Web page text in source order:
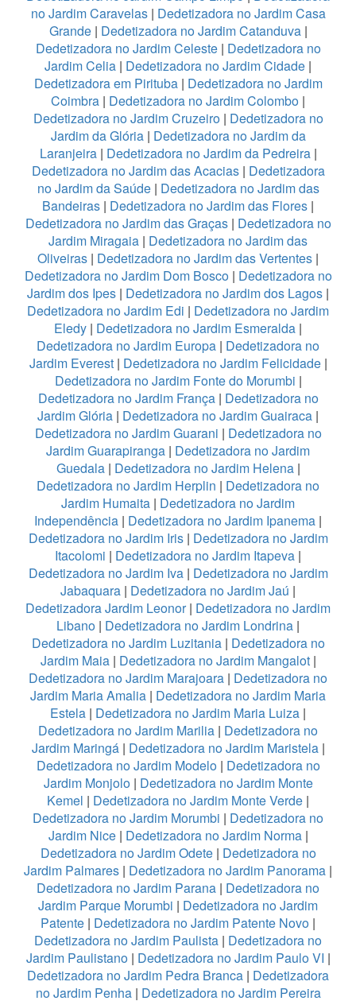
no Jardim Caravelas| Dedetizadora no Jardim Casa
Grande| Dedetizadora no Jardim Catanduva|
Dedetizadora no Jardim Celeste| Dedetizadora no
Jardim Celia | Dedetizadora no Jardim Cidade |
Dedetizadora em Pirituba| Dedetizadora no Jardim
Coimbra | Dedetizadora no Jardim Colombo |
Dedetizadora no Jardim Cruzeiro| Dedetizadora no
Jardim da Glória| Dedetizadora no Jardim da
Laranjeira| Dedetizadora no Jardim da Pedreira|
Dedetizadora no Jardim das Acacias| Dedetizadora
no Jardim da Saúde| Dedetizadora no Jardim das
Bandeiras | Dedetizadora no Jardim das Flores |
Dedetizadora no Jardim das Graças| Dedetizadora no
Jardim Miragaia | Dedetizadora no Jardim das
Oliveiras | Dedetizadora no Jardim das Vertentes |
Dedetizadora no Jardim Dom Bosco| Dedetizadora no
Jardim dos Ipes | Dedetizadora no Jardim dos Lagos |
Dedetizadora no Jardim Edi | Dedetizadora no Jardim
Eledy | Dedetizadora no Jardim Esmeralda |
Dedetizadora no Jardim Europa | Dedetizadora no
Jardim Everest| Dedetizadora no Jardim Felicidade|
Dedetizadora no Jardim Fonte do Morumbi |
Dedetizadora no Jardim França| Dedetizadora no
Jardim Glória | Dedetizadora no Jardim Guairaca |
Dedetizadora no Jardim Guarani | Dedetizadora no
Jardim Guarapiranga | Dedetizadora no Jardim
Guedala| Dedetizadora no Jardim Helena|
Dedetizadora no Jardim Herplin | Dedetizadora no
Jardim Humaita | Dedetizadora no Jardim
Independência | Dedetizadora no Jardim Ipanema |
Dedetizadora no Jardim Iris| Dedetizadora no Jardim
Itacolomi | Dedetizadora no Jardim Itapeva |
Dedetizadora no Jardim Iva| Dedetizadora no Jardim
Jabaquara | Dedetizadora no Jardim Jaú |
Dedetizadora Jardim Leonor| Dedetizadora no Jardim
Libano | Dedetizadora no Jardim Londrina |
Dedetizadora no Jardim Luzitania| Dedetizadora no
Jardim Maia| Dedetizadora no Jardim Mangalot|
Dedetizadora no Jardim Marajoara | Dedetizadora no
Jardim Maria Amalia | Dedetizadora no Jardim Maria
Estela | Dedetizadora no Jardim Maria Luiza |
Dedetizadora no Jardim Marilia | Dedetizadora no
Jardim Maringá| Dedetizadora no Jardim Maristela|
Dedetizadora no Jardim Modelo| Dedetizadora no
Jardim Monjolo| Dedetizadora no Jardim Monte
Kemel | Dedetizadora no Jardim Monte Verde |
Dedetizadora no Jardim Morumbi | Dedetizadora no
Jardim Nice| Dedetizadora no Jardim Norma|
Dedetizadora no Jardim Odete| Dedetizadora no
Jardim Palmares | Dedetizadora no Jardim Panorama |
Dedetizadora no Jardim Parana | Dedetizadora no
Jardim Parque Morumbi | Dedetizadora no Jardim
Patente | Dedetizadora no Jardim Patente Novo |
Dedetizadora no Jardim Paulista | Dedetizadora no
Jardim Paulistano| Dedetizadora no Jardim Paulo VI |
Dedetizadora no Jardim Pedra Branca | Dedetizadora
no Jardim Penha| Dedetizadora no Jardim Pereira